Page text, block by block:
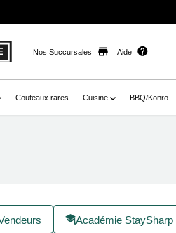
Nos Succursales Aide
Couteaux rares Cuisine BBQ/Konro
Académie StaySharp